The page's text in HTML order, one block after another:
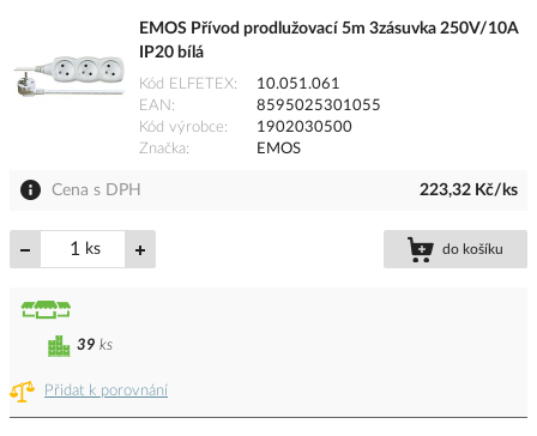
EMOS Přívod prodlužovací 5m 3zásuvka 250V/10A
IP20 bílá
Kód ELFETEX
10.051.061
EAN
8595025301055
Kód výrobce
1902030500
Značka
EMOS
Cena s DPH 223,32 Kč/ks
ks do košíku
Přidat k porovnání
39 ks